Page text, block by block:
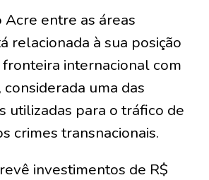
entre as áreas
relacionada à sua posição
internacional com
uma das
utilizadas para o tráfico de
crimes transnacionais.
investimentos de R$